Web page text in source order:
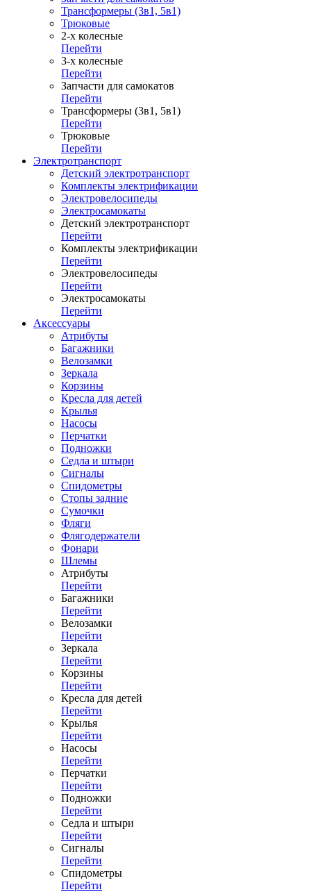
Трансформеры (3в1, 5в1)
Трюковые
2-х колесные
Перейти
3-х колесные
Перейти
Запчасти для самокатов
Перейти
Трансформеры (3в1, 5в1)
Перейти
Трюковые
Перейти
Электротранспорт
Детский электротранспорт
Комплекты электрификации
Электровелосипеды
Электросамокаты
Детский электротранспорт
Перейти
Комплекты электрификации
Перейти
Электровелосипеды
Перейти
Электросамокаты
Перейти
Аксессуары
Атрибуты
Багажники
Велозамки
Зеркала
Корзины
Кресла для детей
Крылья
Насосы
Перчатки
Подножки
Седла и штыри
Сигналы
Спидометры
Стопы задние
Сумочки
Фляги
Флягодержатели
Фонари
Шлемы
Атрибуты
Перейти
Багажники
Перейти
Велозамки
Перейти
Зеркала
Перейти
Корзины
Перейти
Кресла для детей
Перейти
Крылья
Перейти
Насосы
Перейти
Перчатки
Перейти
Подножки
Перейти
Седла и штыри
Перейти
Сигналы
Перейти
Спидометры
Перейти